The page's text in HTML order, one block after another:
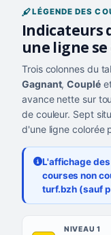
LÉGENDE DES
Indicateurs
une ligne
Trois colonnes du
Gagnant,Couplé
avance nette sur
de couleur. Sept
d'une ligne colorée
L'affichage
courses non
turf.bzh (sauf
NIVEAU 1